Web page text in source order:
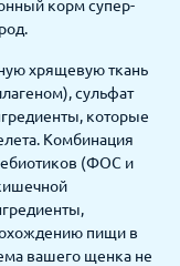
корм супер-
хрящевую ткань
сульфат
которые
Комбинация
(ФОС и
пищи в
вашего щенка не